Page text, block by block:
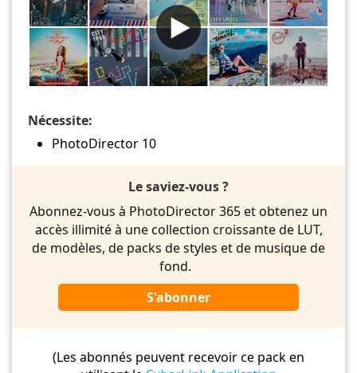
Nécessite:
PhotoDirector 10
Le saviez-vous ?
Abonnez-vous à PhotoDirector 365 et obtenez un
accès illimité à une collection croissante de LUT,
de modèles, de packs de styles et de musique de
fond.
S'abonner
(Les abonnés peuvent recevoir ce pack en